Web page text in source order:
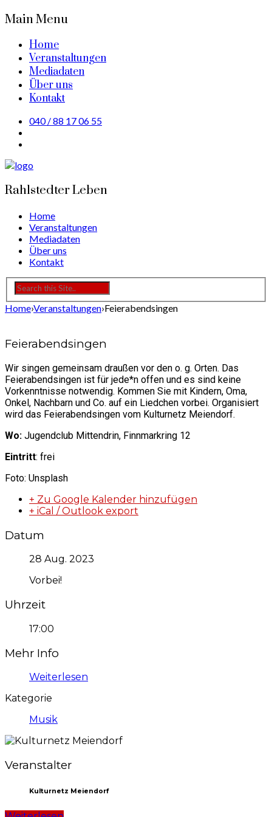
Main Menu
Home
Veranstaltungen
Mediadaten
Über uns
Kontakt
040 / 88 17 06 55
Rahlstedter Leben
Home
Veranstaltungen
Mediadaten
Über uns
Kontakt
Home›Veranstaltungen›Feierabendsingen
Feierabendsingen
Wir singen gemeinsam draußen vor den o. g. Orten. Das
Feierabendsingen ist für jede*n offen und es sind keine
Vorkenntnisse notwendig. Kommen Sie mit Kindern, Oma,
Onkel, Nachbarn und Co. auf ein Liedchen vorbei. Organisiert
wird das Feierabendsingen vom Kulturnetz Meiendorf.
Wo: Jugendclub Mittendrin, Finnmarkring 12
Eintritt: frei
Foto: Unsplash
+ Zu Google Kalender hinzufügen
+ iCal / Outlook export
Datum
28 Aug. 2023
Vorbei!
Uhrzeit
17:00
Mehr Info
Weiterlesen
Kategorie
Musik
Veranstalter
Kulturnetz Meiendorf